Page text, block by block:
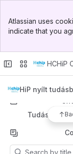
Top Bar
Sidebar
Atlassian uses
indicate that you
HCHiP
HCHiP nyílt
Results will update